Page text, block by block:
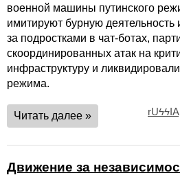
военной машины путинского
имитируют бурную деятельность
за подростками в чат-ботах,
скоординированных атак на
инфраструктуру и
режима.
Читать далее » rUϟϟIA
Движение за